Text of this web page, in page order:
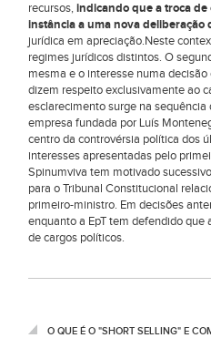
recursos,indicando que a troca
instância a uma nova
jurídica em apreciação.Neste
regimes jurídicos distintos. O
mesma e o interesse numa
dizem respeito exclusivamente ao
esclarecimento surge na
empresa fundada por Luís
centro da controvérsia política dos
interesses apresentadas pelo
Spinumviva tem motivado
para o Tribunal Constitucional
primeiro-ministro. Em decisões
enquanto a EpT tem defendido
de cargos políticos.
O QUE É O "SHORT SELLING" E